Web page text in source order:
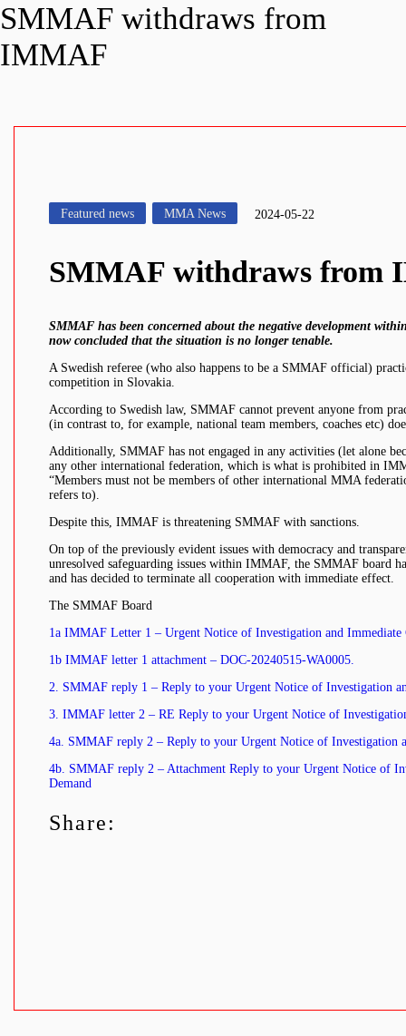
SMMAF withdraws from
IMMAF
Featured news MMA News 2024-05-22
SMMAF withdraws from
SMMAF has been concerned about the negative development
now concluded that the situation is no longer tenable.
A Swedish referee (who also happens to be a SMMAF official)
competition in Slovakia.
According to Swedish law, SMMAF cannot prevent anyone from
(in contrast to, for example, national team members, coaches etc)
Additionally, SMMAF has not engaged in any activities (let alone
any other international federation, which is what is prohibited in
“Members must not be members of other international MMA
refers to).
Despite this, IMMAF is threatening SMMAF with sanctions.
On top of the previously evident issues with democracy and
unresolved safeguarding issues within IMMAF, the SMMAF board
and has decided to terminate all cooperation with immediate effect.
The SMMAF Board
1a IMMAF Letter 1 – Urgent Notice of Investigation and Immediate
1b IMMAF letter 1 attachment – DOC-20240515-WA0005.
2. SMMAF reply 1 – Reply to your Urgent Notice of Investigation
3. IMMAF letter 2 – RE Reply to your Urgent Notice of
4a. SMMAF reply 2 – Reply to your Urgent Notice of Investigation
4b. SMMAF reply 2 – Attachment Reply to your Urgent Notice of
Demand
Share: